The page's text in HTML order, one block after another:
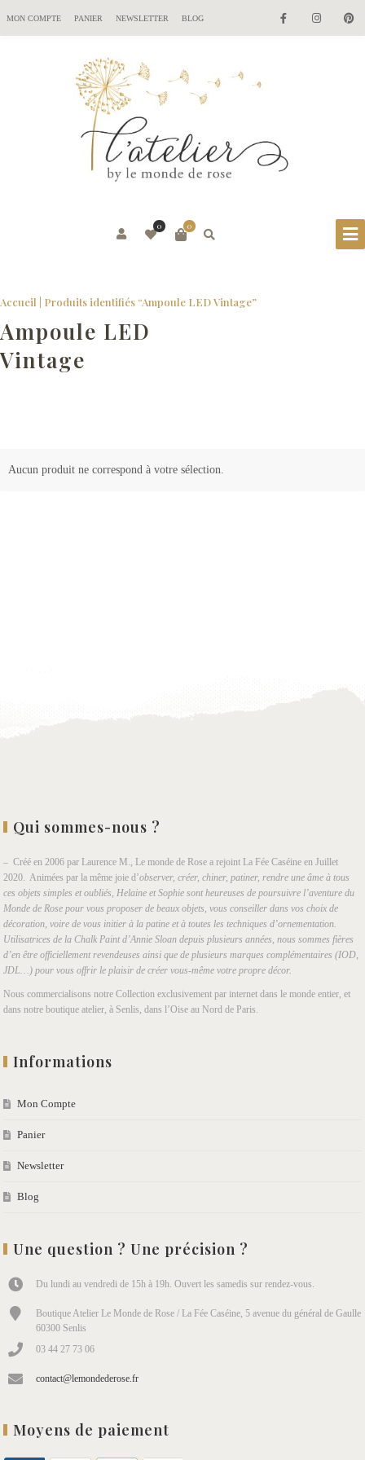
MON COMPTE PANIER NEWSLETTER BLOG
0
0
Accueil | Produits identifiés “Ampoule LED Vintage”
Ampoule LED
Vintage
Aucun produit ne correspond à votre sélection.
Qui sommes-nous ?
– Créé en 2006 par Laurence M., Le monde de Rose a rejoint La Fée Caséine en Juillet
2020. Animées par la même joie d’observer, créer, chiner, patiner, rendre une âme à tous
ces objets simples et oubliés, Helaine et Sophie sont heureuses de poursuivre l’aventure du
Monde de Rose pour vous proposer de beaux objets, vous conseiller dans vos choix de
décoration, voire de vous initier à la patine et à toutes les techniques d’ornementation.
Utilisatrices de la Chalk Paint d’Annie Sloan depuis plusieurs années, nous sommes fières
d’en être officiellement revendeuses ainsi que de plusieurs marques complémentaires (IOD,
JDL…) pour vous offrir le plaisir de créer vous-même votre propre décor.
Nous commercialisons notre Collection exclusivement par internet dans le monde entier, et
dans notre boutique atelier, à Senlis, dans l’Oise au Nord de Paris.
Informations
Mon Compte
Panier
Newsletter
Blog
Une question ? Une précision ?
Du lundi au vendredi de 15h à 19h. Ouvert les samedis sur rendez-vous.
Boutique Atelier Le Monde de Rose / La Fée Caséine, 5 avenue du général de Gaulle
60300 Senlis
03 44 27 73 06
contact@lemondederose.fr
Moyens de paiement